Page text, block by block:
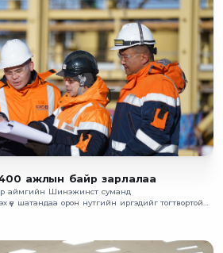
ажлын байр зарлалаа
аймгийн Шинэжинст суманд
үе шатандаа орон нутгийн иргэдийг тогтвортой
баримталж буй.